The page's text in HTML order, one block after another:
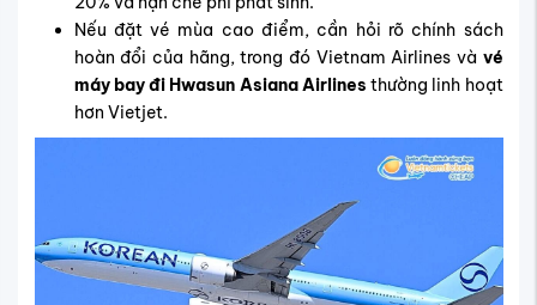
Nếu đặt vé mùa cao điểm, cần hỏi rõ chính sách
hoàn đổi của hãng, trong đó Vietnam Airlines và vé
máy bay đi Hwasun Asiana Airlines thường linh hoạt
hơn Vietjet.